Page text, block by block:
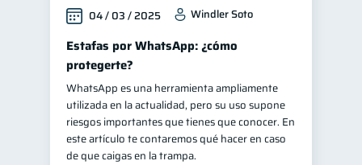
04 / 03 / 2025 Windler Soto
Estafas por WhatsApp: ¿cómo
protegerte?
WhatsApp es una herramienta ampliamente
utilizada en la actualidad, pero su uso supone
riesgos importantes que tienes que conocer. En
este artículo te contaremos qué hacer en caso
de que caigas en la trampa.